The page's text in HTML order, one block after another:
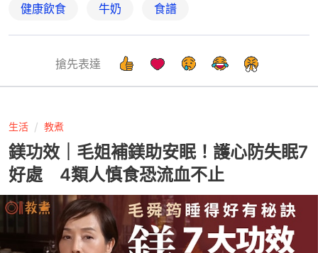
健康飲食 牛奶 食譜
搶先表達
生活 教煮
鎂功效｜毛姐補鎂助安眠！護心防失眠7
好處 4類人慎食恐流血不止